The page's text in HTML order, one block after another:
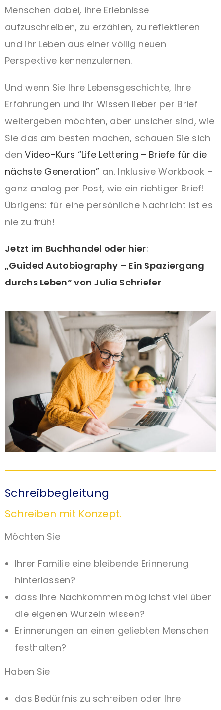
Menschen dabei, ihre Erlebnisse
aufzuschreiben, zu erzählen, zu reflektieren
und ihr Leben aus einer völlig neuen
Perspektive kennenzulernen.
Und wenn Sie Ihre Lebensgeschichte, Ihre
Erfahrungen und Ihr Wissen lieber per Brief
weitergeben möchten, aber unsicher sind, wie
Sie das am besten machen, schauen Sie sich
denVideo-Kurs “Life Lettering – Briefe für die
nächste Generation” an. Inklusive Workbook –
ganz analog per Post, wie ein richtiger Brief!
Übrigens: für eine persönliche Nachricht ist es
nie zu früh!
Jetzt im Buchhandel oder hier:
„Guided Autobiography – Ein Spaziergang
durchs Leben“ von Julia Schriefer
Schreibbegleitung
Schreiben mit Konzept.
Möchten Sie
Ihrer Familie eine bleibende Erinnerung
hinterlassen?
dass Ihre Nachkommen möglichst viel über
die eigenen Wurzeln wissen?
Erinnerungen an einen geliebten Menschen
festhalten?
Haben Sie
das Bedürfnis zu schreiben oder Ihre